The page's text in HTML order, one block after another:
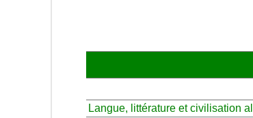
Langue, littérature et civilisation